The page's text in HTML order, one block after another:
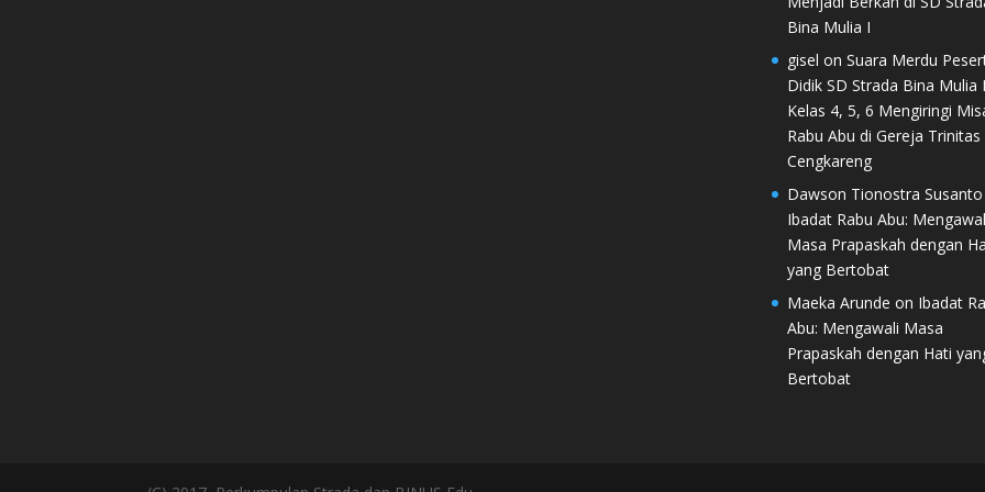
Bina Mulia I
gisel on Suara Merdu
Didik SD Strada Bina Mulia
Kelas 4, 5, 6 Mengiringi
Rabu Abu di Gereja Trinitas
Cengkareng
Dawson Tionostra Susanto
Ibadat Rabu Abu:
Masa Prapaskah dengan
yang Bertobat
Maeka Arunde on Ibadat
Abu: Mengawali Masa
Prapaskah dengan Hati
Bertobat